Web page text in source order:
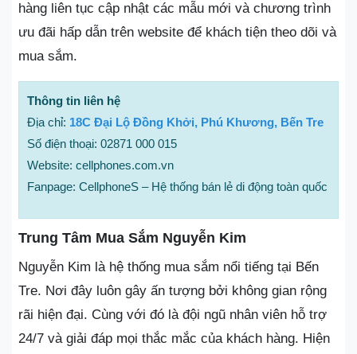
hàng liên tục cập nhật các mẫu mới và chương trình
ưu đãi hấp dẫn trên website để khách tiện theo dõi và
mua sắm.
Thông tin liên hệ
Địa chỉ: 18C Đại Lộ Đồng Khởi, Phú Khương, Bến Tre
Số điện thoại: 02871 000 015
Website: cellphones.com.vn
Fanpage: CellphoneS – Hệ thống bán lẻ di động toàn quốc
Trung Tâm Mua Sắm Nguyễn Kim
Nguyễn Kim là hệ thống mua sắm nổi tiếng tại Bến
Tre. Nơi đây luôn gây ấn tượng bởi không gian rộng
rãi hiện đại. Cùng với đó là đội ngũ nhân viên hỗ trợ
24/7 và giải đáp mọi thắc mắc của khách hàng. Hiện